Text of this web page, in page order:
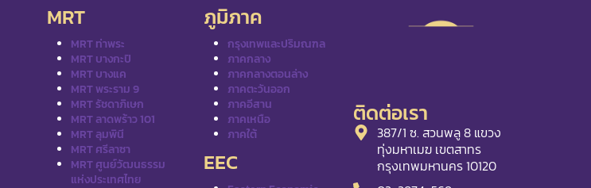
MRT
MRT ท่าพระ
MRT บางกะปิ
MRT บางแค
MRT พระราม 9
MRT รัชดาภิเษก
MRT ลาดพร้าว 101
MRT ลุมพินี
MRT ศรีลาซา
MRT ศูนย์วัฒนธรรม
แห่งประเทศไทย
ภูมิภาค
กรุงเทพและปริมณฑล
ภาคกลาง
ภาคกลางตอนล่าง
ภาคตะวันออก
ภาคอีสาน
ภาคเหนือ
ภาคใต้
EEC
ติดต่อเรา
387/1 ซ. สวนพลู 8 แขวง
ทุ่งมหาเมฆ เขตสาทร
กรุงเทพมหานคร 10120